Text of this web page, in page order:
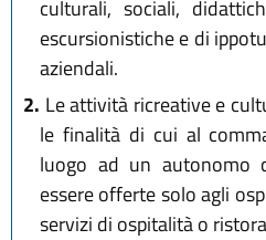
culturali, sociali,
escursionistiche e di
aziendali.
2. Le attività ricreative e
le finalità di cui al
luogo ad un autonomo
essere offerte solo agli
servizi di ospitalità o